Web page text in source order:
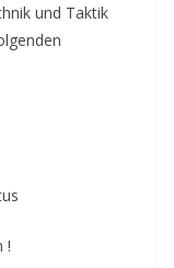
und Taktik
!